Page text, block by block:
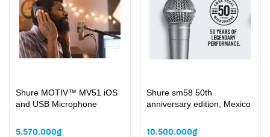
Shure MOTIV™ MV51 iOS
and USB Microphone
5.570.000₫
Shure sm58 50th
anniversary edition, Mexico
10.500.000₫